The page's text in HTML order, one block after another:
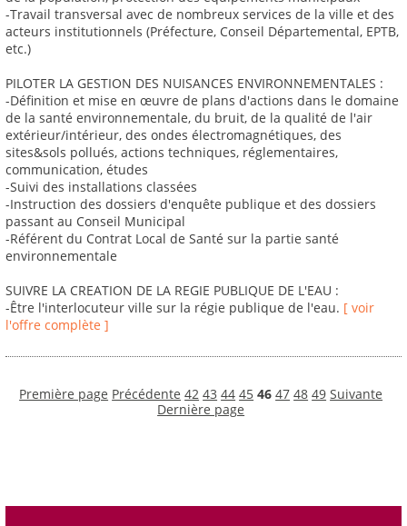
-Travail transversal avec de nombreux services de la ville et des
acteurs institutionnels (Préfecture, Conseil Départemental, EPTB,
etc.)
PILOTER LA GESTION DES NUISANCES ENVIRONNEMENTALES :
-Définition et mise en œuvre de plans d'actions dans le domaine
de la santé environnementale, du bruit, de la qualité de l'air
extérieur/intérieur, des ondes électromagnétiques, des
sites&sols pollués, actions techniques, réglementaires,
communication, études
-Suivi des installations classées
-Instruction des dossiers d'enquête publique et des dossiers
passant au Conseil Municipal
-Référent du Contrat Local de Santé sur la partie santé
environnementale
SUIVRE LA CREATION DE LA REGIE PUBLIQUE DE L'EAU :
-Être l'interlocuteur ville sur la régie publique de l'eau. [ voir
l'offre complète ]
Première page Précédente 42 43 44 45 46 47 48 49 Suivante
Dernière page